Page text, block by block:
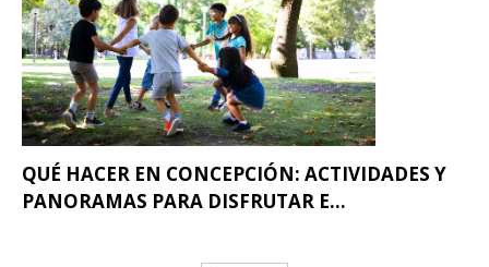
QUÉ HACER EN CONCEPCIÓN: ACTIVIDADES Y
PANORAMAS PARA DISFRUTAR E...